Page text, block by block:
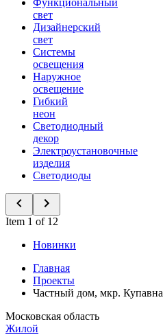
Функциональный
свет
Дизайнерский
свет
Системы
освещения
Наружное
освещение
Гибкий
неон
Светодиодный
декор
Электроустановочные
изделия
Светодиоды
Item 1 of 12
Новинки
Главная
Проекты
Частный дом, мкр. Купавна
Московская область
Жилой